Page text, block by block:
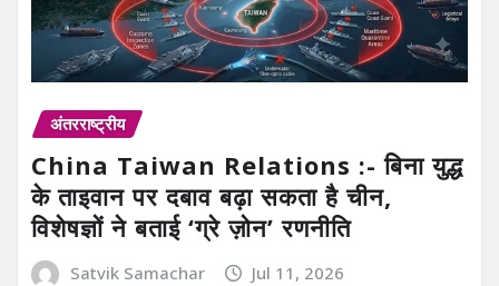
अंतरराष्ट्रीय
China Taiwan Relations :- बिना युद्ध
के ताइवान पर दबाव बढ़ा सकता है चीन,
विशेषज्ञों ने बताई ‘ग्रे ज़ोन’ रणनीति
Satvik Samachar Jul 11, 2026